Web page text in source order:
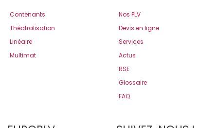
Contenants
Théatralisation
Linéaire
Multimat
Nos PLV
Devis en ligne
Services
Actus
RSE
Glossaire
FAQ